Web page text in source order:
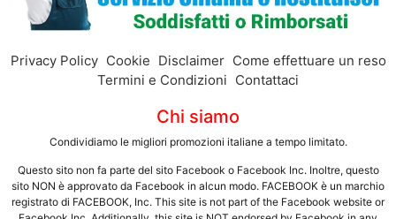
Privacy Policy Cookie Disclaimer Come effettuare un reso
Termini e Condizioni Contattaci
Chi siamo
Condividiamo le migliori promozioni italiane a tempo limitato.
Questo sito non fa parte del sito Facebook o Facebook Inc. Inoltre, questo
sito NON è approvato da Facebook in alcun modo. FACEBOOK è un marchio
registrato di FACEBOOK, Inc. This site is not part of the Facebook website or